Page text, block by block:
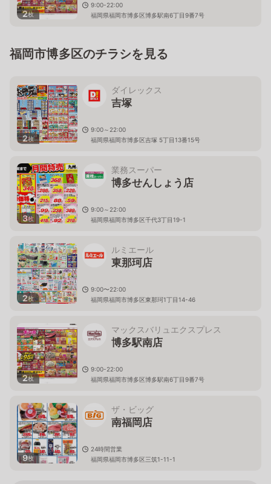
2枚
9:00-22:00
福岡県福岡市博多区博多駅南6丁目9番7号
福岡市博多区のチラシを見る
2枚
ダイレックス
吉塚
9:00～22:00
福岡県福岡市博多区吉塚 5丁目13番15号
3枚
業務スーパー
博多せんしょう店
9:00～22:00
福岡県福岡市博多区千代3丁目19-1
2枚
ルミエール
東那珂店
9:00〜22:00
福岡県福岡市博多区東那珂1丁目14-46
2枚
マックスバリュエクスプレス
博多駅南店
9:00-22:00
福岡県福岡市博多区博多駅南6丁目9番7号
9枚
ザ・ビッグ
南福岡店
24時間営業
福岡県福岡市博多区三筑1-11-1